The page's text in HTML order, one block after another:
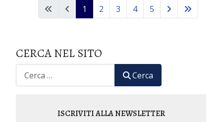
1 2 3 4 5
CERCA NEL SITO
Cerca
ISCRIVITI ALLA NEWSLETTER